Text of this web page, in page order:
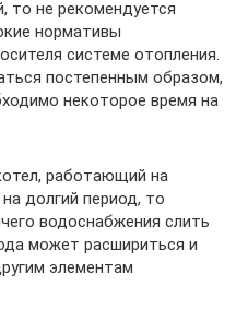
то не рекомендуется
нормативы
системе отопления.
постепенным образом,
некоторое время на
работающий на
долгий период, то
водоснабжения слить
может расшириться и
элементам